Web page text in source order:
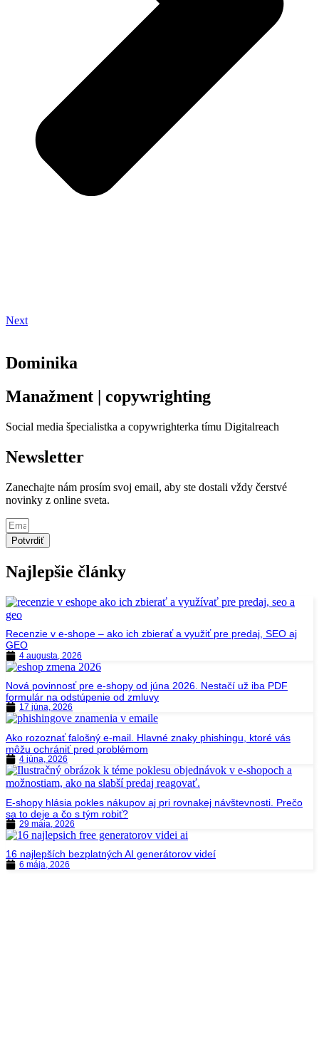
Next
Dominika
Manažment | copywrighting
Social media špecialistka a copywrighterka tímu Digitalreach
Newsletter
Zanechajte nám prosím svoj email, aby ste dostali vždy čerstvé
novinky z online sveta.
Potvrdiť
Najlepšie články
Recenzie v e-shope – ako ich zbierať a využiť pre predaj, SEO aj
GEO
4 augusta, 2026
Nová povinnosť pre e-shopy od júna 2026. Nestačí už iba PDF
formulár na odstúpenie od zmluvy
17 júna, 2026
Ako rozoznať falošný e-mail. Hlavné znaky phishingu, ktoré vás
môžu ochrániť pred problémom
4 júna, 2026
E-shopy hlásia pokles nákupov aj pri rovnakej návštevnosti. Prečo
sa to deje a čo s tým robiť?
29 mája, 2026
16 najlepších bezplatných AI generátorov videí
6 mája, 2026